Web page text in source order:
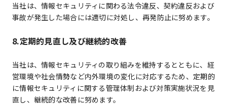
当社は、情報セキュリティに関わる法令違反、契約違反および
事故が発生した場合には適切に対処し、再発防止に努めます。
8.定期的見直し及び継続的改善
当社は、情報セキュリティの取り組みを維持するとともに、経
営環境や社会情勢など内外環境の変化に対応するため、定期的
に情報セキュリティに関する管理体制および対策実施状況を見
直し、継続的な改善に努めます。